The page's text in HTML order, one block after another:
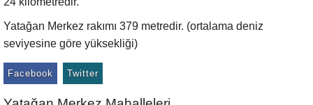
Yatağan Merkez rakımı 379 metredir. (ortalama deniz
seviyesine göre yüksekliği)
Facebook Twitter